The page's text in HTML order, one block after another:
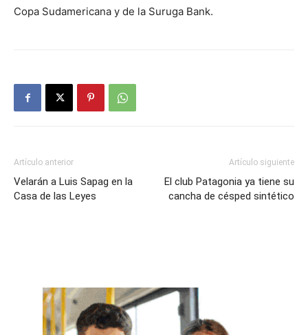
Copa Sudamericana y de la Suruga Bank.
Artículo anterior
Velarán a Luis Sapag en la
Casa de las Leyes
Artículo siguiente
El club Patagonia ya tiene su
cancha de césped sintético